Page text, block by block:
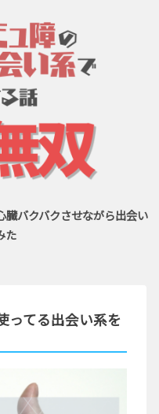
バクバクさせながら出会い
た
ってる出会い系を